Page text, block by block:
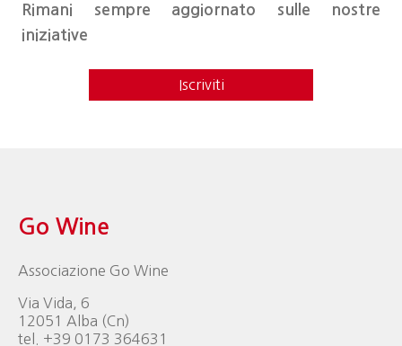
Rimani sempre aggiornato sulle nostre
iniziative
Iscriviti
Go Wine
Associazione Go Wine
Via Vida, 6
12051 Alba (Cn)
tel. +39 0173 364631